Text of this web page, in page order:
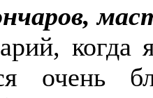
когда
очень